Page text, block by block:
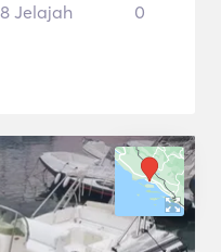
8 Jelajah 0